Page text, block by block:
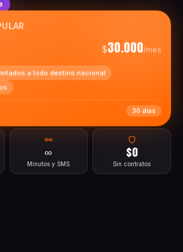
$30.000/mes
a todo destino nacional
30 días
∞
Minutos y SMS
$0
Sin contratos